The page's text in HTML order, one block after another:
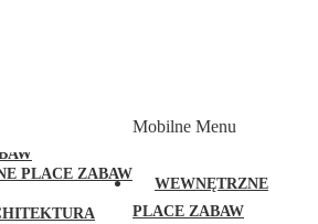
PLACE ZABAW
Mobilne Menu
WEWNĘTRZNE
PLACE ZABAW